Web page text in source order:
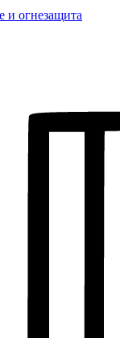
и огнезащита